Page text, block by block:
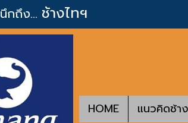
นึกถึง... ช้างไทฯ
HOME แนวคิดช้า